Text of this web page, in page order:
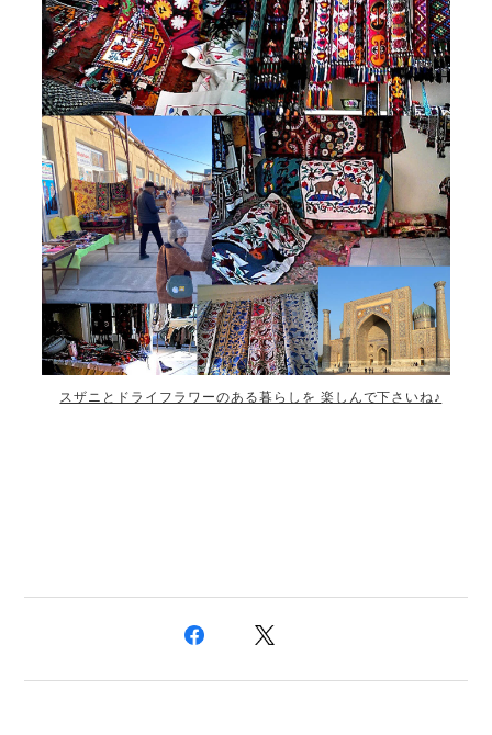
スザニとドライフラワーのある暮らしを 楽しんで下さいね♪